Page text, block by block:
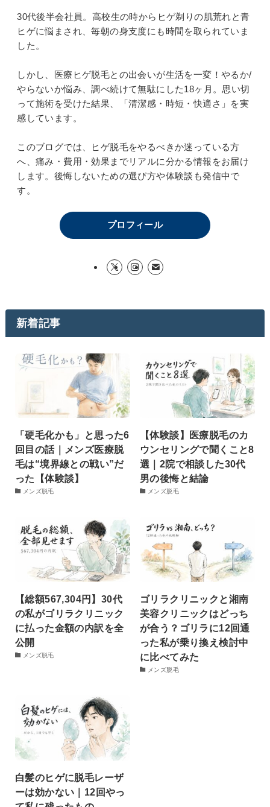
30代後半会社員。高校生の時からヒゲ剃りの肌荒れと青
ヒゲに悩まされ、毎朝の身支度にも時間を取られていま
した。
しかし、医療ヒゲ脱毛との出会いが生活を一変！やるか/
やらないか悩み、調べ続けて無駄にした18ヶ月。思い切
って施術を受けた結果、「清潔感・時短・快適さ」を実
感しています。
このブログでは、ヒゲ脱毛をやるべきか迷っている方
へ、痛み・費用・効果までリアルに分かる情報をお届け
します。後悔しないための選び方や体験談も発信中で
す。
プロフィール
新着記事
「硬毛化かも」と思った6
回目の話｜メンズ医療脱
毛は“境界線との戦い”だ
った【体験談】
メンズ脱毛
【体験談】医療脱毛のカ
ウンセリングで聞くこと8
選｜2院で相談した30代
男の後悔と結論
メンズ脱毛
【総額567,304円】30代
の私がゴリラクリニック
に払った金額の内訳を全
公開
メンズ脱毛
ゴリラクリニックと湘南
美容クリニックはどっち
が合う？ゴリラに12回通
った私が乗り換え検討中
に比べてみた
メンズ脱毛
白髪のヒゲに脱毛レーザ
ーは効かない｜12回やっ